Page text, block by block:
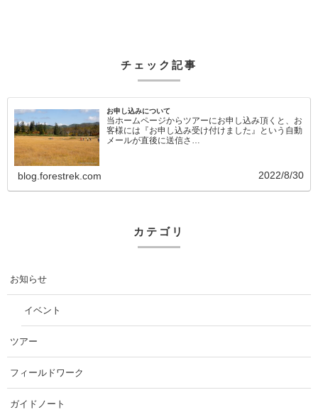
チェック記事
お申し込みについて
当ホームページからツアーにお申し込み頂くと、お
客様には『お申し込み受け付けました』という自動
メールが直後に送信さ…
blog.forestrek.com 2022/8/30
カテゴリ
お知らせ
イベント
ツアー
フィールドワーク
ガイドノート